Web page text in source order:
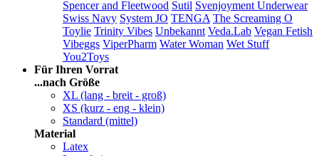
Spencer and Fleetwood Sutil Svenjoyment Underwear
Swiss Navy System JO TENGA The Screaming O
Toylie Trinity Vibes Unbekannt Veda.Lab Vegan Fetish
Vibeggs ViperPharm Water Woman Wet Stuff
You2Toys
Für Ihren Vorrat
...nach Größe
XL (lang - breit - groß)
XS (kurz - eng - klein)
Standard (mittel)
Material
Latex